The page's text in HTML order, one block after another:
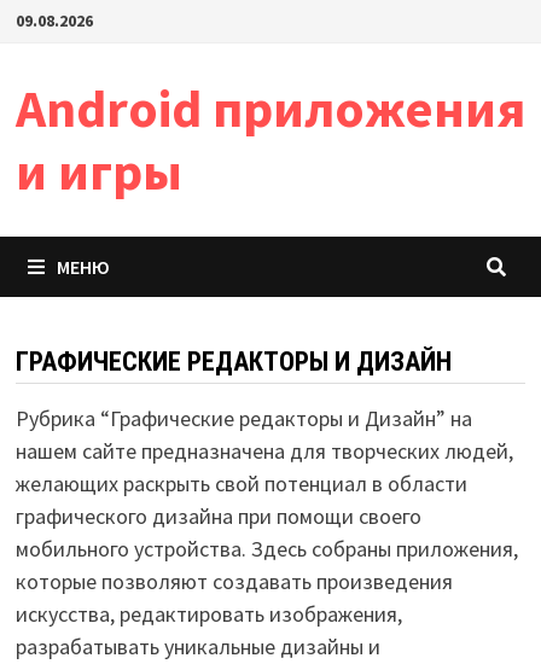
Перейти
09.08.2026
Android приложения
и игры
МЕНЮ
ГРАФИЧЕСКИЕ РЕДАКТОРЫ И ДИЗАЙН
Рубрика “Графические редакторы и Дизайн” на
нашем сайте предназначена для творческих людей,
желающих раскрыть свой потенциал в области
графического дизайна при помощи своего
мобильного устройства. Здесь собраны приложения,
которые позволяют создавать произведения
искусства, редактировать изображения,
разрабатывать уникальные дизайны и